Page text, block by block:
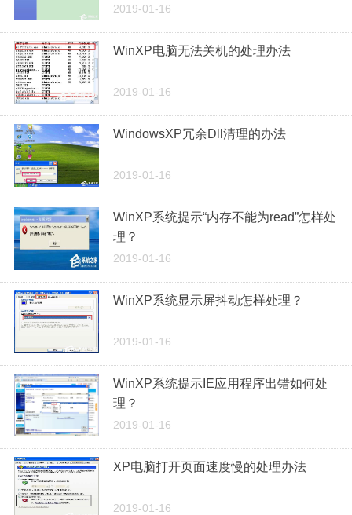
2019-01-16
WinXP电脑无法关机的处理办法
2019-01-16
WindowsXP冗余Dll清理的办法
2019-01-16
WinXP系统提示“内存不能为read”怎样处
理？
2019-01-16
WinXP系统显示屏抖动怎样处理？
2019-01-16
WinXP系统提示IE应用程序出错如何处
理？
2019-01-16
XP电脑打开页面速度慢的处理办法
2019-01-16